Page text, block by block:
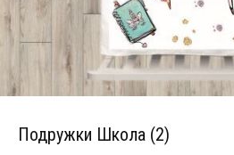
Подружки Школа (2)